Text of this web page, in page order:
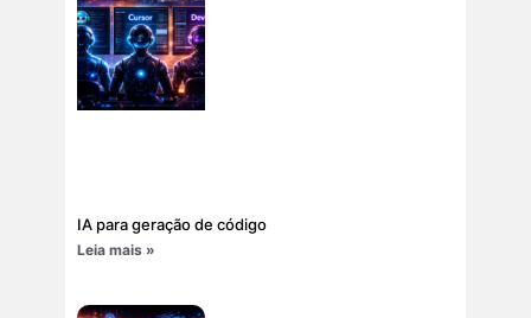
IA para geração de código
Leia mais »